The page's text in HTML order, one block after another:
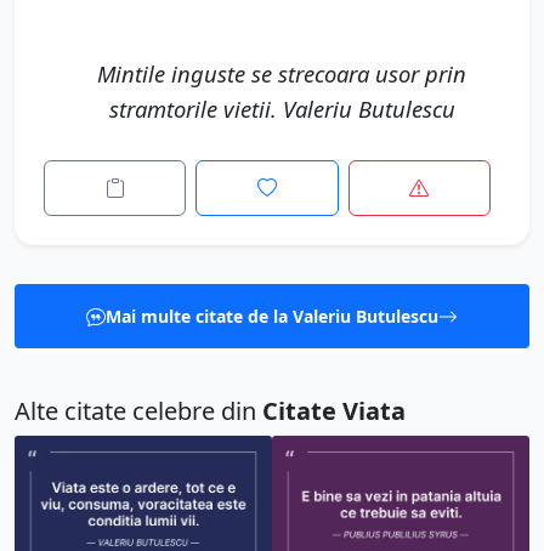
Mintile inguste se strecoara usor prin
stramtorile vietii. Valeriu Butulescu
Mai multe citate de la Valeriu Butulescu
Alte citate celebre din Citate Viata